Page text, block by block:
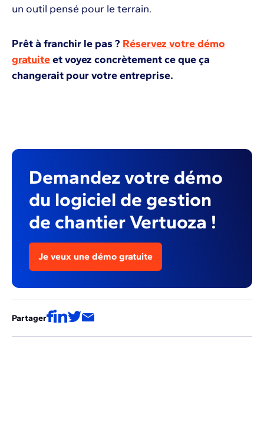
un outil pensé pour le terrain.
Prêt à franchir le pas ? Réservez votre démo
gratuiteet voyez concrètement ce que ça
changerait pour votre entreprise.
Demandez votre démo
du logiciel de gestion
de chantier Vertuoza !
Je veux une démo gratuite
Partager